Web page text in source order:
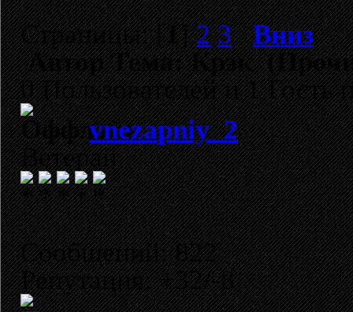
Страницы: [1]2 3
Вниз
АвторТема: Крэк
0 Пользователей и 1 Гость
vnezapniy_2
Ветеран
Сообщений: 822
Репутация: +32/-8